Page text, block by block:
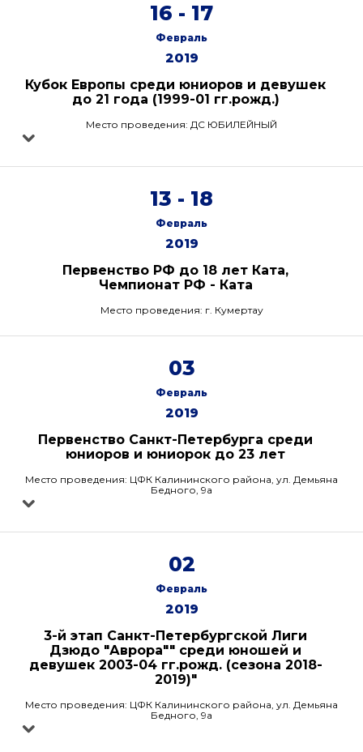
16 - 17
Февраль
2019
Кубок Европы среди юниоров и девушек
до 21 года (1999-01 гг.рожд.)
Место проведения: ДС ЮБИЛЕЙНЫЙ
13 - 18
Февраль
2019
Первенство РФ до 18 лет Ката,
Чемпионат РФ - Ката
Место проведения: г. Кумертау
03
Февраль
2019
Первенство Санкт-Петербурга среди
юниоров и юниорок до 23 лет
Место проведения: ЦФК Калининского района, ул. Демьяна
Бедного, 9а
02
Февраль
2019
3-й этап Санкт-Петербургской Лиги
Дзюдо "Аврора"" среди юношей и
девушек 2003-04 гг.рожд. (сезона 2018-
2019)"
Место проведения: ЦФК Калининского района, ул. Демьяна
Бедного, 9а